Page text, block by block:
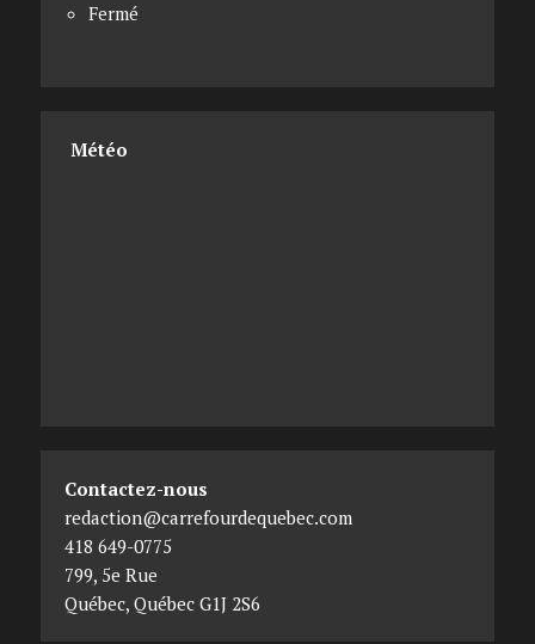
Fermé
Météo
Contactez-nous
redaction@carrefourdequebec.com
418 649-0775
799, 5e Rue
Québec, Québec G1J 2S6